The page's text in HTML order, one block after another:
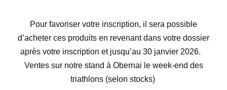
Pour favoriser votre inscription, il sera possible
d’acheter ces produits en revenant dans votre dossier
après votre inscription et jusqu’au 30 janvier 2026.
Ventes sur notre stand à Obernai le week-end des
triathlons (selon stocks)